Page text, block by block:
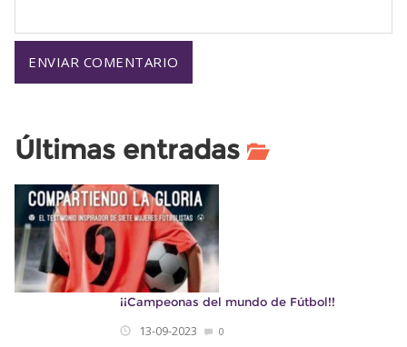
Últimas entradas
¡¡Campeonas del mundo de Fútbol!!
13-09-2023 0